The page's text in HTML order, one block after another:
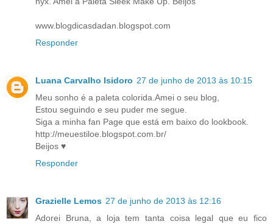
www.blogdicasdadan.blogspot.com
Responder
Luana Carvalho Isidoro 27 de junho de 2013 às 10:15
Meu sonho é a paleta colorida.Amei o seu blog,
Estou seguindo e seu puder me segue.
Siga a minha fan Page que está em baixo do lookbook.
http://meuestiloe.blogspot.com.br/
Beijos ♥
Responder
Grazielle Lemos 27 de junho de 2013 às 12:16
Adorei Bruna, a loja tem tanta coisa legal que eu fico